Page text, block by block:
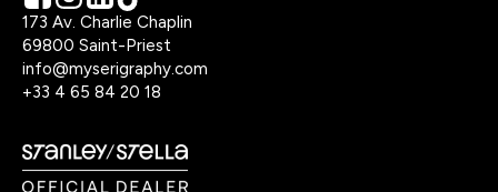
173 Av. Charlie Chaplin
69800 Saint-Priest
info@myserigraphy.com
+33 4 65 84 20 18